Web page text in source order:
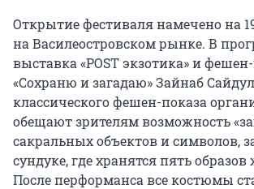
Открытие фестиваля намечено на
на Василеостровском рынке. В
выставка «POST экзотика» и
«Сохраню и загадаю» Зайнаб
классического фешен-показа
обещают зрителям возможность
сакральных объектов и символов,
сундуке, где хранятся пять
После перформанса все костюмы